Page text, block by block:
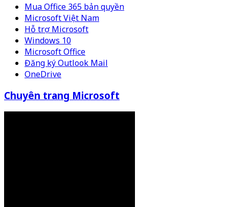
Mua Office 365 bản quyền
Microsoft Việt Nam
Hỗ trợ Microsoft
Windows 10
Microsoft Office
Đăng ký Outlook Mail
OneDrive
Chuyên trang Microsoft